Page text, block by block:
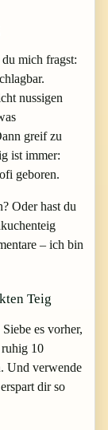
mich fragst:
nussigen
greif zu
ist immer:
geboren.
Oder hast du
– ich bin
Teig
es vorher,
10
Und verwende
dir so